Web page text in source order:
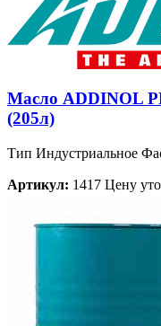
Масло ADDINOL
(205л)
Тип Индустриальное
Артикул: 1417 Цену